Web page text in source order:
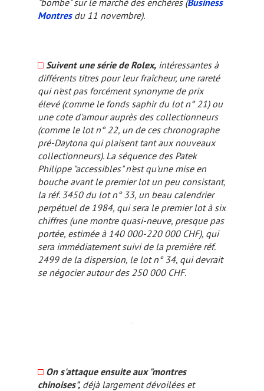
"bombe" sur le marché des enchères (Business
Montresdu 11 novembre).
□ Suivent une série de Rolex, intéressantes à
différents titres pour leur fraîcheur, une rareté
qui n'est pas forcément synonyme de prix
élevé (comme le fonds saphir du lot n° 21) ou
une cote d'amour auprès des collectionneurs
(comme le lot n° 22, un de ces chronographe
pré-Daytona qui plaisent tant aux nouveaux
collectionneurs). La séquence des Patek
Philippe "accessibles" n'est qu'une mise en
bouche avant le premier lot un peu consistant,
la réf. 3450 du lot n° 33, un beau calendrier
perpétuel de 1984, qui sera le premier lot à six
chiffres (une montre quasi-neuve, presque pas
portée, estimée à 140 000-220 000 CHF), qui
sera immédiatement suivi de la première réf.
2499 de la dispersion, le lot n° 34, qui devrait
se négocier autour des 250 000 CHF.
□ On s'attaque ensuite aux "montres
chinoises",déjà largement dévoilées et